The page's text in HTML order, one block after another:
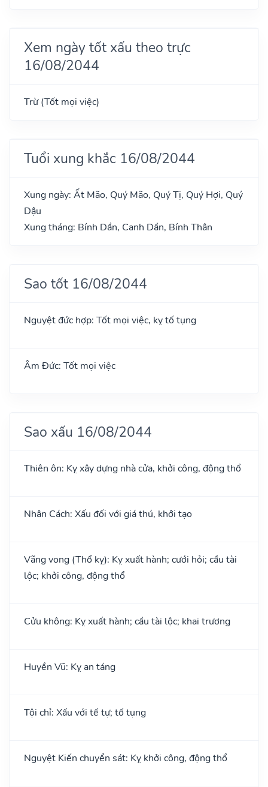
Xem ngày tốt xấu theo trực
16/08/2044
Trừ (Tốt mọi việc)
Tuổi xung khắc 16/08/2044
Xung ngày: Ất Mão, Quý Mão, Quý Tị, Quý Hợi, Quý
Dậu
Xung tháng: Bính Dần, Canh Dần, Bính Thân
Sao tốt 16/08/2044
Nguyệt đức hợp: Tốt mọi việc, kỵ tố tụng
Âm Đức: Tốt mọi việc
Sao xấu 16/08/2044
Thiên ôn: Kỵ xây dựng nhà cửa, khởi công, động thổ
Nhân Cách: Xấu đối với giá thú, khởi tạo
Vãng vong (Thổ kỵ): Kỵ xuất hành; cưới hỏi; cầu tài
lộc; khởi công, động thổ
Cửu không: Kỵ xuất hành; cầu tài lộc; khai trương
Huyền Vũ: Kỵ an táng
Tội chỉ: Xấu với tế tự; tố tụng
Nguyệt Kiến chuyển sát: Kỵ khởi công, động thổ